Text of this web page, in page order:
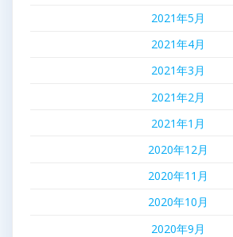
2021年5月
2021年4月
2021年3月
2021年2月
2021年1月
2020年12月
2020年11月
2020年10月
2020年9月